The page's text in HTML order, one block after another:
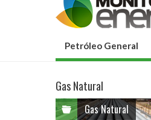
Petróleo General
Gas Natural
Gas Natural